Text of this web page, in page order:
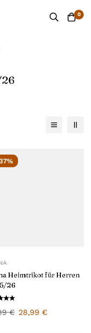
0
Heimtrikot für Herren
26
€ 28,99 €